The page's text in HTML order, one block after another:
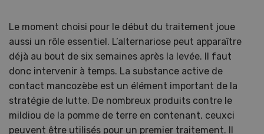
Le moment choisi pour le début du traitement joue
aussi un rôle essentiel. L’alternariose peut apparaître
déjà au bout de six semaines après la levée. Il faut
donc intervenir à temps. La substance active de
contact mancozèbe est un élément important de la
stratégie de lutte. De nombreux produits contre le
mildiou de la pomme de terre en contenant, ceuxci
peuvent être utilisés pour un premier traitement. Il